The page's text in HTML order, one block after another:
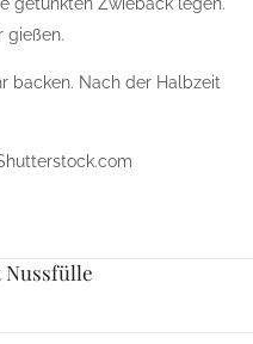
gießen.
backen. Nach der Halbzeit
Nussfülle